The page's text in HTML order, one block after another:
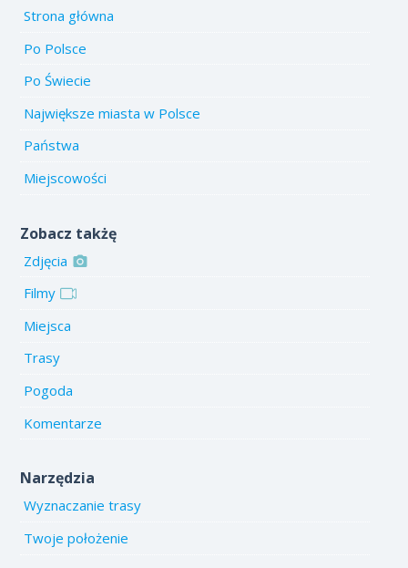
Strona główna
Po Polsce
Po Świecie
Największe miasta w Polsce
Państwa
Miejscowości
Zobacz takżę
Zdjęcia
Filmy
Miejsca
Trasy
Pogoda
Komentarze
Narzędzia
Wyznaczanie trasy
Twoje położenie